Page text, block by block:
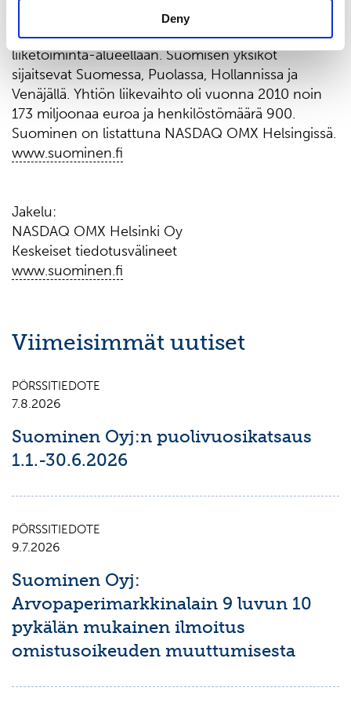
Deny
kuitukankaita teollisuuden ja kaupan käyttöön.
Yhtiö on merkittävä toimija Euroopassa jokaisella
liiketoiminta-alueellaan. Suomisen yksiköt
sijaitsevat Suomessa, Puolassa, Hollannissa ja
Venäjällä. Yhtiön liikevaihto oli vuonna 2010 noin
173 miljoonaa euroa ja henkilöstömäärä 900.
Suominen on listattuna NASDAQ OMX Helsingissä.
www.suominen.fi
Jakelu:
NASDAQ OMX Helsinki Oy
Keskeiset tiedotusvälineet
www.suominen.fi
Viimeisimmät uutiset
PÖRSSITIEDOTE
7.8.2026
Suominen Oyj:n puolivuosikatsaus
1.1.-30.6.2026
PÖRSSITIEDOTE
9.7.2026
Suominen Oyj:
Arvopaperimarkkinalain 9 luvun 10
pykälän mukainen ilmoitus
omistusoikeuden muuttumisesta